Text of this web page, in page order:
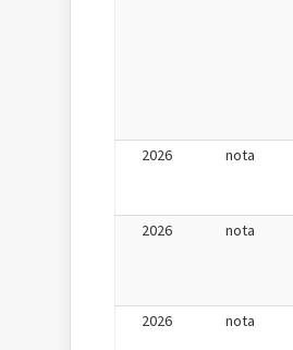
2026 nota
2026 nota
2026 nota